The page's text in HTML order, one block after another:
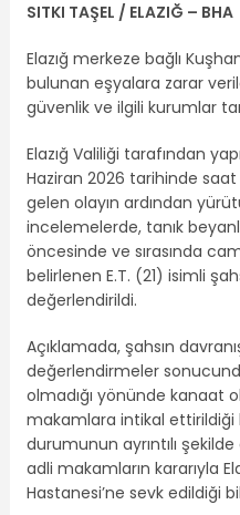
SITKI TAŞEL / ELAZIĞ – BHA
Elazığ merkeze bağlı
bulunan eşyalara zarar
güvenlik ve ilgili kurumlar
Elazığ Valiliği tarafından
Haziran 2026 tarihinde saat
gelen olayın ardından
incelemelerde, tanık
öncesinde ve sırasında
belirlenen E.T. (21) isimli
değerlendirildi.
Açıklamada, şahsın
değerlendirmeler
olmadığı yönünde kanaat
makamlara intikal ettirildiği
durumunun ayrıntılı
adli makamların kararıyla
Hastanesi’ne sevk edildiği